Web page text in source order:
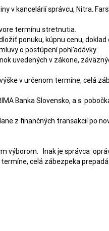
o postúpení pohľadávky.
celá zábezpeka